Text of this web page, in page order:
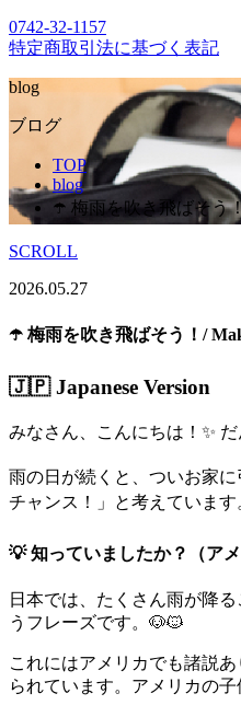
0742-32-1157
特定商取引法に基づく表記
blog
ブログ
TOP
blog
☂️ 梅雨を吹き飛ばそう！
SCROLL
2026.05.27
☂️ 梅雨を吹き飛ばそう！/
🇯🇵 Japanese Version
みなさん、こんにちは！✨
雨の日が続くと、ついお家
チャンス！」と考えていま
💡 知っていましたか？（ア
日本では、たくさん雨が降
うフレーズです。🐶🐱
これにはアメリカでも諸説
られています。アメリカの